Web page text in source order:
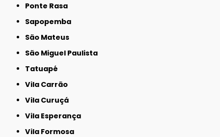
Ponte Rasa
Sapopemba
São Mateus
São Miguel Paulista
Tatuapé
Vila Carrão
Vila Curuçá
Vila Esperança
Vila Formosa